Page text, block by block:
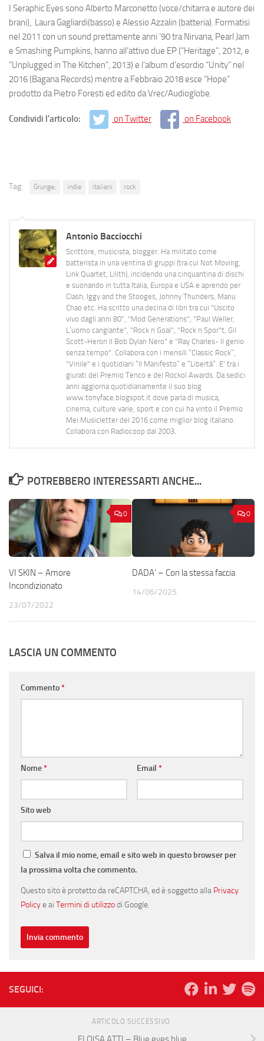
I Seraphic Eyessono Alberto Marconetto (voce/chitarra e autore dei
brani), Laura Gagliardi(basso) e Alessio Azzalin (batteria). Formatisi
nel 2011 con un sound prettamente anni ’90 tra Nirvana, Pearl Jam
e Smashing Pumpkins, hanno all’attivo due EP (“Heritage”, 2012, e
“Unplugged in The Kitchen”, 2013) e l’album d’esordio “Unity” nel
2016 (Bagana Records) mentre a Febbraio 2018 esce “Hope”
prodotto da Pietro Foresti ed edito da Vrec/Audioglobe.
Condividi l'articolo: on Twitter on Facebook
Tag: Grunge; indie italiani rock
Antonio Bacciocchi
Scrittore, musicista, blogger. Ha militato come
batterista in una ventina di gruppi (tra cui Not Moving,
Link Quartet, Lilith), incidendo una cinquantina di dischi
e suonando in tutta Italia, Europa e USA e aprendo per
Clash, Iggy and the Stooges, Johnny Thunders, Manu
Chao etc. Ha scritto una decina di libri tra cui "Uscito
vivo dagli anni 80", "Mod Generations", "Paul Weller,
L’uomo cangiante", "Rock n Goal", "Rock n Spor"t, Gil
Scott-Heron Il Bob Dylan Nero" e "Ray Charles- Il genio
senza tempo". Collabora con i mensili “Classic Rock”,
"Vinile" e i quotidiani “Il Manifesto” e “Libertà”. E' tra i
giurati del Premio Tenco e del Rockol Awards. Da sedici
anni aggiorna quotidianamente il suo blog
www.tonyface.blogspot.it dove parla di musica,
cinema, culture varie, sport e con cui ha vinto il Premio
Mei Musicletter del 2016 come miglior blog italiano.
Collabora con Radiocoop dal 2003.
POTREBBERO INTERESSARTI ANCHE...
0
VI SKIN – Amore
Incondizionato
23/07/2022
0
DADA’ – Con la stessa faccia
14/06/2025
LASCIA UN COMMENTO
Commento*
Nome* Email *
Sito web
Salva il mio nome, email e sito web in questo browser per
la prossima volta che commento.
Questo sito è protetto da reCAPTCHA, ed è soggetto alla Privacy
Policye ai Termini di utilizzodi Google.
SEGUICI:
ARTICOLO SUCCESSIVO